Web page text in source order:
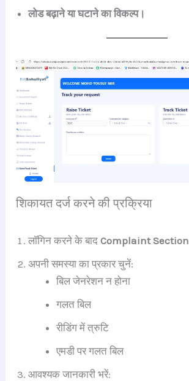
लोड बढ़ाने या घटाने का विकल्प।
शिकायत दर्ज करने की प्रक्रिया
लॉगिन करने के बादComplaint Section
अपनी समस्या का प्रकार चुनें:
बिल जेनरेशन न होना
गलत बिल
रीडिंग में त्रुटि
एमडी पर गलत बिल
आवश्यक जानकारी भरें: